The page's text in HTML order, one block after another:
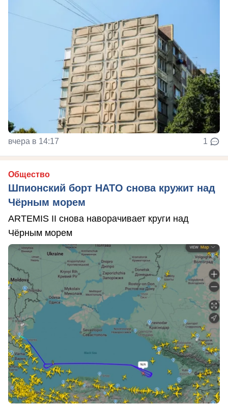
вчера в 14:17 1
Общество
Шпионский борт НАТО снова кружит над
Чёрным морем
ARTEMIS II снова наворачивает круги над
Чёрным морем